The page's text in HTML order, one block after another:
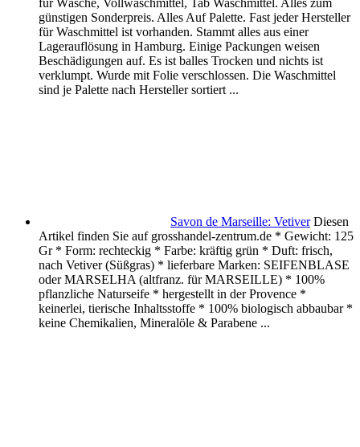
für Wäsche, Vollwaschmittel, Tab Waschmittel. Alles zum
günstigen Sonderpreis. Alles Auf Palette. Fast jeder Hersteller
für Waschmittel ist vorhanden. Stammt alles aus einer
Lagerauflösung in Hamburg. Einige Packungen weisen
Beschädigungen auf. Es ist balles Trocken und nichts ist
verklumpt. Wurde mit Folie verschlossen. Die Waschmittel
sind je Palette nach Hersteller sortiert ...
Savon de Marseille: Vetiver Diesen
Artikel finden Sie auf grosshandel-zentrum.de * Gewicht: 125
Gr * Form: rechteckig * Farbe: kräftig grün * Duft: frisch,
nach Vetiver (Süßgras) * lieferbare Marken: SEIFENBLASE
oder MARSELHA (altfranz. für MARSEILLE) * 100%
pflanzliche Naturseife * hergestellt in der Provence *
keinerlei, tierische Inhaltsstoffe * 100% biologisch abbaubar *
keine Chemikalien, Mineralöle & Parabene ...